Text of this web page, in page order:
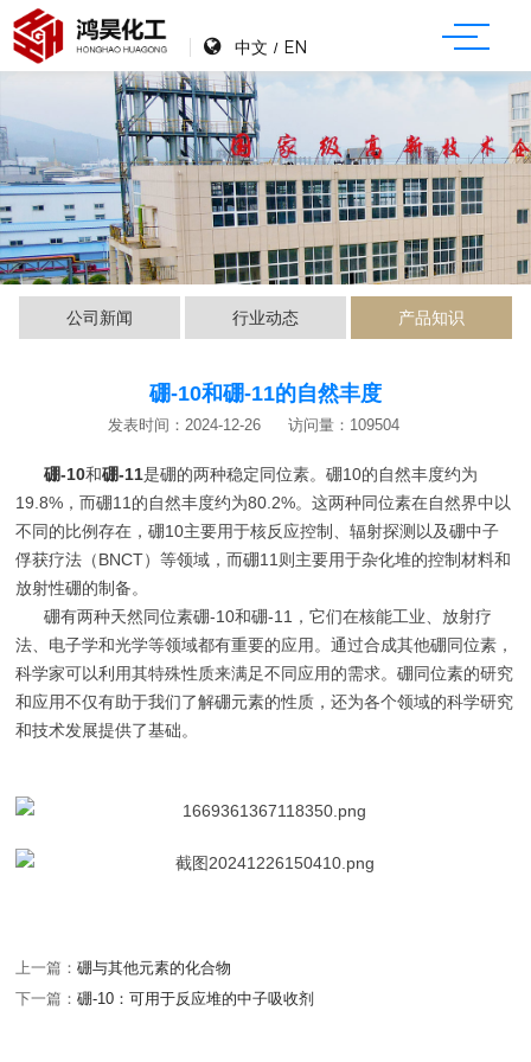
中文 / EN
公司新闻 行业动态 产品知识
硼-10和硼-11的自然丰度
发表时间：2024-12-26 访问量：109504
硼-10和硼-11是硼的两种稳定同位素。硼10的自然丰度约为
19.8%，而硼11的自然丰度约为80.2%。这两种同位素在自然界中以
不同的比例存在，硼10主要用于核反应控制、辐射探测以及硼中子
俘获疗法（BNCT）等领域，而硼11则主要用于杂化堆的控制材料和
放射性硼的制备。
硼有两种天然同位素硼-10和硼-11，它们在核能工业、放射疗
法、电子学和光学等领域都有重要的应用。通过合成其他硼同位素，
科学家可以利用其特殊性质来满足不同应用的需求。硼同位素的研究
和应用不仅有助于我们了解硼元素的性质，还为各个领域的科学研究
和技术发展提供了基础。
上一篇：硼与其他元素的化合物
下一篇：硼-10：可用于反应堆的中子吸收剂